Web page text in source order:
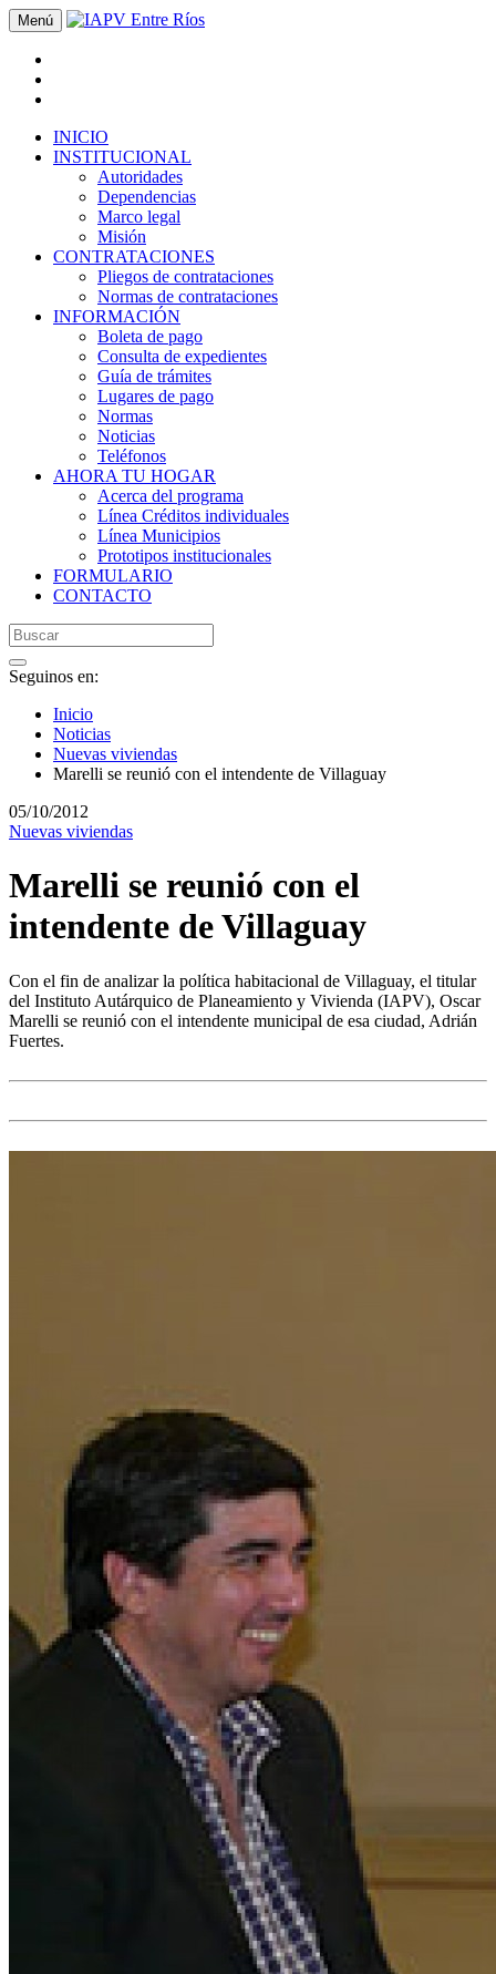
Menú
INICIO
INSTITUCIONAL
Autoridades
Dependencias
Marco legal
Misión
CONTRATACIONES
Pliegos de contrataciones
Normas de contrataciones
INFORMACIÓN
Boleta de pago
Consulta de expedientes
Guía de trámites
Lugares de pago
Normas
Noticias
Teléfonos
AHORA TU HOGAR
Acerca del programa
Línea Créditos individuales
Línea Municipios
Prototipos institucionales
FORMULARIO
CONTACTO
Seguinos en:
Inicio
Noticias
Nuevas viviendas
Marelli se reunió con el intendente de Villaguay
05/10/2012
Nuevas viviendas
Marelli se reunió con el
intendente de Villaguay
Con el fin de analizar la política habitacional de Villaguay, el titular
del Instituto Autárquico de Planeamiento y Vivienda (IAPV), Oscar
Marelli se reunió con el intendente municipal de esa ciudad, Adrián
Fuertes.